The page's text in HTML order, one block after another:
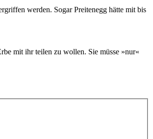
werden. Sogar Preitenegg hätte mit bis
mit ihr teilen zu wollen. Sie müsse »nur«